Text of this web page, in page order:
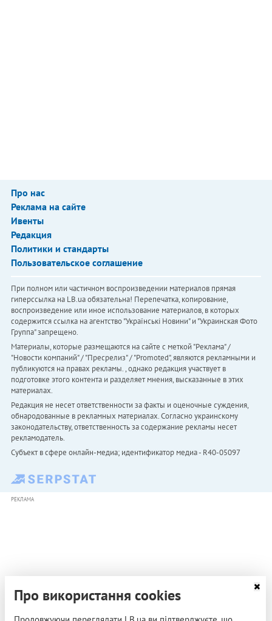
Про нас
Реклама на сайте
Ивенты
Редакция
Политики и стандарты
Пользовательское соглашение
При полном или частичном воспроизведении материалов прямая
гиперссылка на LB.ua обязательна! Перепечатка, копирование,
воспроизведение или иное использование материалов, в которых
содержится ссылка на агентство "Українськi Новини" и "Украинская Фото
Группа" запрещено.
Материалы, которые размещаются на сайте с меткой "Реклама" /
"Новости компаний" / "Пресрелиз" / "Promoted", являются рекламными и
публикуются на правах рекламы. , однако редакция участвует в
подготовке этого контента и разделяет мнения, высказанные в этих
материалах.
Редакция не несет ответственности за факты и оценочные суждения,
обнародованные в рекламных материалах. Согласно украинскому
законодательству, ответственность за содержание рекламы несет
рекламодатель.
Субъект в сфере онлайн-медиа; идентификатор медиа - R40-05097
РЕКЛАМА
Про використання cookies